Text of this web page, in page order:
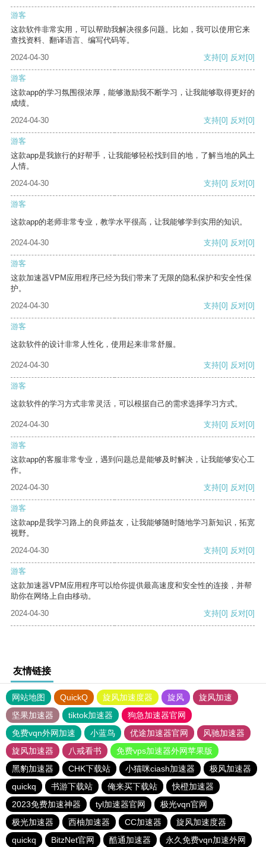
游客
这款软件非常实用，可以帮助我解决很多问题。比如，我可以使用它来
查找资料、翻译语言、编写代码等。
2024-04-30
支持[0] 反对[0]
游客
这款app的学习氛围很浓厚，能够激励我不断学习，让我能够取得更好的
成绩。
2024-04-30
支持[0] 反对[0]
游客
这款app是我旅行的好帮手，让我能够轻松找到目的地，了解当地的风土
人情。
2024-04-30
支持[0] 反对[0]
游客
这款app的老师非常专业，教学水平很高，让我能够学到实用的知识。
2024-04-30 支持[0] 反对[0]
游客
这款加速器VPM应用程序已经为我们带来了无限的隐私保护和安全性保
护。
2024-04-30
支持[0] 反对[0]
游客
这款软件的设计非常人性化，使用起来非常舒服。
2024-04-30 支持[0] 反对[0]
游客
这款软件的学习方式非常灵活，可以根据自己的需求选择学习方式。
2024-04-30 支持[0] 反对[0]
游客
这款app的客服非常专业，遇到问题总是能够及时解决，让我能够安心工
作。
2024-04-30
支持[0] 反对[0]
游客
这款app是我学习路上的良师益友，让我能够随时随地学习新知识，拓宽
视野。
2024-04-30
支持[0] 反对[0]
游客
这款加速器VPM应用程序可以给你提供最高速度和安全性的连接，并帮
助你在网络上自由移动。
2024-04-30
支持[0] 反对[0]
友情链接
网站地图 QuickQ 旋风加速度器 旋风
旋风加速
坚果加速器
tiktok加速器
狗急加速器官网
免费vqn外网加速
小蓝鸟 优途加速器官网
风驰加速器
旋风加速器
八戒看书
免费vps加速器外网苹果版
黑豹加速器
CHK下载站 小猫咪ciash加速器
极风加速器
quickq
书游下载站 俺来买下载站
快橙加速器
2023免费加速神器
tyl加速器官网
极光vqn官网
极光加速器
西柚加速器 CC加速器
旋风加速度器
quickq
BitzNet官网 酷通加速器 永久免费vqn加速外网